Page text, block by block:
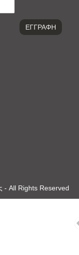
- All Rights Reserved